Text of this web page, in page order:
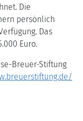
Die
persönlich
Das
Euro.
Breuer-Stiftung